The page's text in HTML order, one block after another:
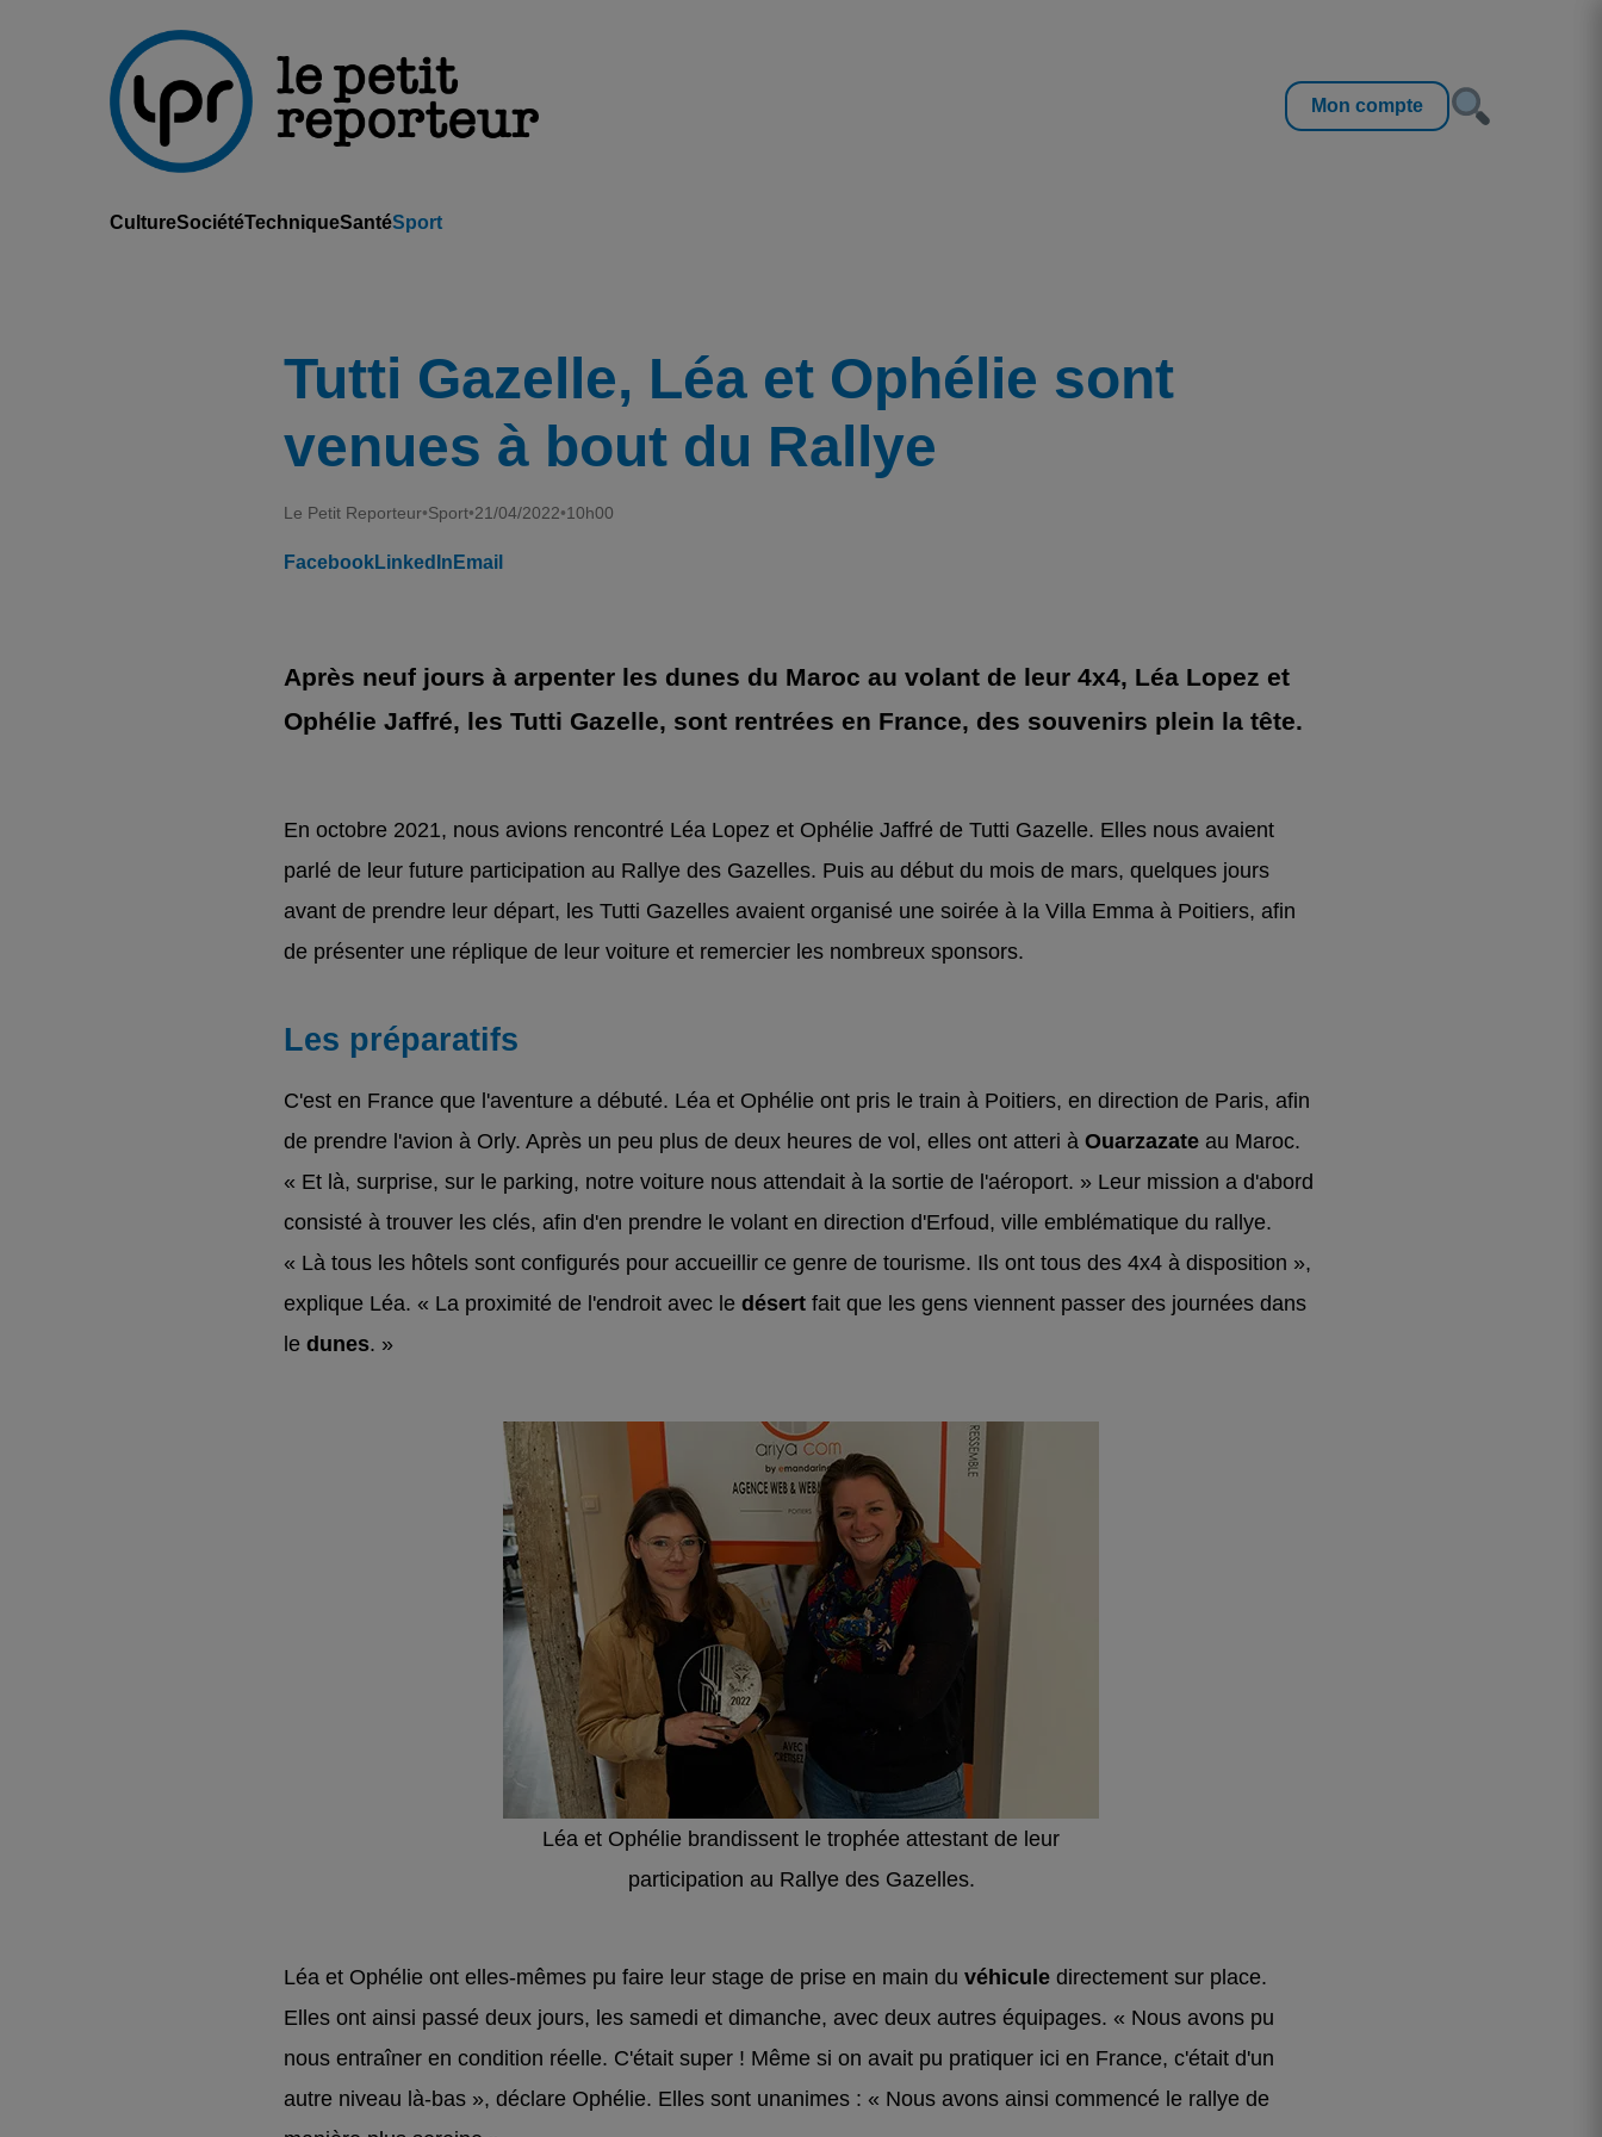
Mon compte
CultureSociétéTechniqueSantéSport
Tutti Gazelle, Léa et Ophélie sont
venues à bout du Rallye
Le Petit Reporteur•Sport•21/04/2022•10h00
FacebookLinkedIn Email
Après neuf jours à arpenter les dunes du Maroc au volant de leur 4x4, Léa Lopez et
Ophélie Jaffré, les Tutti Gazelle, sont rentrées en France, des souvenirs plein la tête.
En octobre 2021, nous avions rencontré Léa Lopez et Ophélie Jaffré de Tutti Gazelle. Elles nous avaient
parlé de leur future participation au Rallye des Gazelles. Puis au début du mois de mars, quelques jours
avant de prendre leur départ, les Tutti Gazelles avaient organisé une soirée à la Villa Emma à Poitiers, afin
de présenter une réplique de leur voiture et remercier les nombreux sponsors.
Les préparatifs
C'est en France que l'aventure a débuté. Léa et Ophélie ont pris le train à Poitiers, en direction de Paris, afin
de prendre l'avion à Orly. Après un peu plus de deux heures de vol, elles ont atteri à Ouarzazate au Maroc.
« Et là, surprise, sur le parking, notre voiture nous attendait à la sortie de l'aéroport. » Leur mission a d'abord
consisté à trouver les clés, afin d'en prendre le volant en direction d'Erfoud, ville emblématique du rallye.
« Là tous les hôtels sont configurés pour accueillir ce genre de tourisme. Ils ont tous des 4x4 à disposition »,
explique Léa. « La proximité de l'endroit avec le désert fait que les gens viennent passer des journées dans
le dunes. »
Léa et Ophélie brandissent le trophée attestant de leur
participation au Rallye des Gazelles.
Léa et Ophélie ont elles-mêmes pu faire leur stage de prise en main du véhicule directement sur place.
Elles ont ainsi passé deux jours, les samedi et dimanche, avec deux autres équipages. « Nous avons pu
nous entraîner en condition réelle. C'était super ! Même si on avait pu pratiquer ici en France, c'était d'un
autre niveau là-bas », déclare Ophélie. Elles sont unanimes : « Nous avons ainsi commencé le rallye de